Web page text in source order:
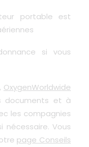
portable est
si vous
OxygenWorldwide
documents et à
les compagnies
nécessaire. Vous
page Conseils